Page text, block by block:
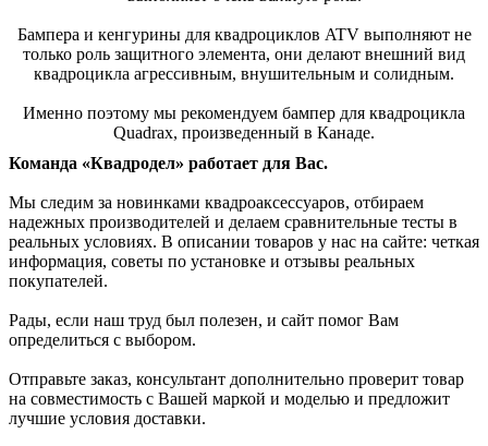
Бампера и кенгурины для квадроциклов ATV выполняют не
только роль защитного элемента, они делают внешний вид
квадроцикла агрессивным, внушительным и солидным.
Именно поэтому мы рекомендуем бампер для квадроцикла
Quadrax, произведенный в Канаде.
Команда «Квадродел» работает для Вас.
Мы следим за новинками квадроаксессуаров, отбираем
надежных производителей и делаем сравнительные тесты в
реальных условиях. В описании товаров у нас на сайте: четкая
информация, советы по установке и отзывы реальных
покупателей.
Рады, если наш труд был полезен, и сайт помог Вам
определиться с выбором.
Отправьте заказ, консультант дополнительно проверит товар
на совместимость с Вашей маркой и моделью и предложит
лучшие условия доставки.